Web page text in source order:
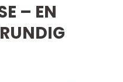
– EN